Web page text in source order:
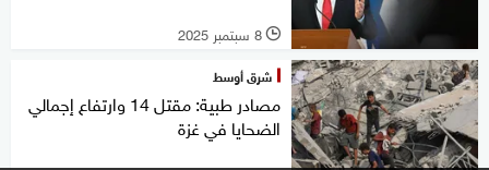
l 8 سبتمبر 2025
شرق أوسط
مصادر طبية: مقتل 14 وارتفاع إجمالي
الضحايا في غزة